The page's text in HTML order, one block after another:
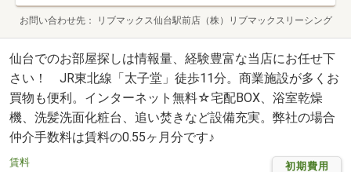
お問い合わせ先 リブマックス仙台駅前店（株）リブマックスリーシング
仙台でのお部屋探しは情報量、経験豊富な当店にお任せ下
さい！ JR東北線「太子堂」徒歩11分。商業施設が多くお
買物も便利。インターネット無料☆宅配BOX、浴室乾燥
機、洗髪洗面化粧台、追い焚きなど設備充実。弊社の場合
仲介手数料は賃料の0.55ヶ月分です♪
初期費用
賃料